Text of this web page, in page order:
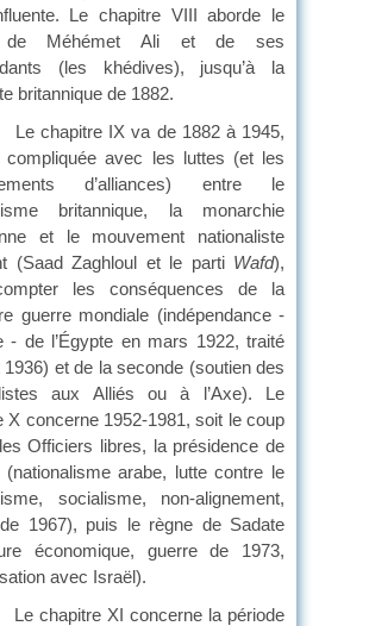
Le chapitre VIII aborde le
de Méhémet Ali et de ses
(les khédives), jusqu’à la
britannique de 1882.
IX va de 1882 à 1945,
compliquée avec les luttes (et les
d’alliances) entre le
britannique, la monarchie
et le mouvement nationaliste
(Saad Zaghloul et le parti Wafd),
les conséquences de la
guerre mondiale (indépendance -
- de l’Égypte en mars 1922, traité
1936) et de la seconde (soutien des
aux Alliés ou à l’Axe). Le
X concerne 1952-1981, soit le coup
Officiers libres, la présidence de
(nationalisme arabe, lutte contre le
socialisme, non-alignement,
1967), puis le règne de Sadate
économique, guerre de 1973,
avec Israël).
XI concerne la période